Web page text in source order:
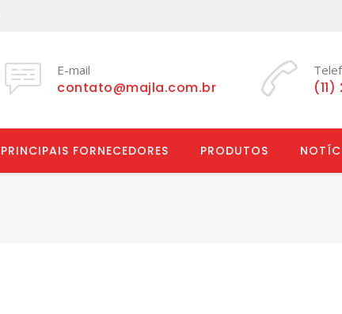
E-mail
contato@majla.com.br
PRINCIPAIS FORNECEDORES PRODUTOS